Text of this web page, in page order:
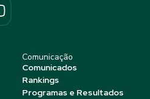
Comunicação
Comunicados
Rankings
Programas e Resultados